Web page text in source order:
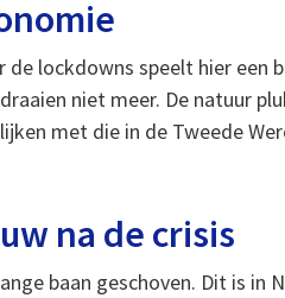
lockdowns speelt hier een
niet meer. De natuur
met die in de Tweede
na de crisis
baan geschoven. Dit is in